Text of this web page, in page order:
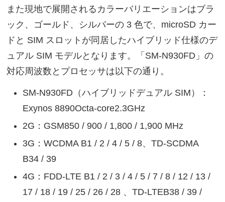
また現地で展開されるカラーバリエーションはブラ
ック、ゴールド、シルバーの 3 色で、microSD カー
ドと SIM スロットが同居したハイブリッド仕様のデ
ュアル SIM モデルとなります。「SM-N930FD」の
対応周波数とプロセッサは以下の通り。
SM-N930FD（ハイブリッドデュアル SIM）：
Exynos 8890Octa-core2.3GHz
2G：GSM850 / 900 / 1,800 / 1,900 MHz
3G：WCDMA B1 / 2 / 4 / 5 / 8、TD-SCDMA
B34 / 39
4G：FDD-LTE B1 / 2 / 3 / 4 / 5 / 7 / 8 / 12 / 13 /
17 / 18 / 19 / 25 / 26 / 28 、TD-LTEB38 / 39 /